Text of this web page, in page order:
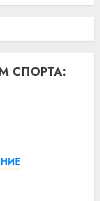
СПОРТА: